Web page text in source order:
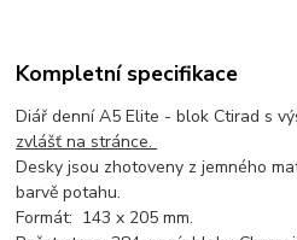
Kompletní specifikace
Diář denní A5 Elite - blok Ctirad s
zvlášť na stránce.
Desky jsou zhotoveny z jemného
barvě potahu.
Formát: 143 x 205 mm.